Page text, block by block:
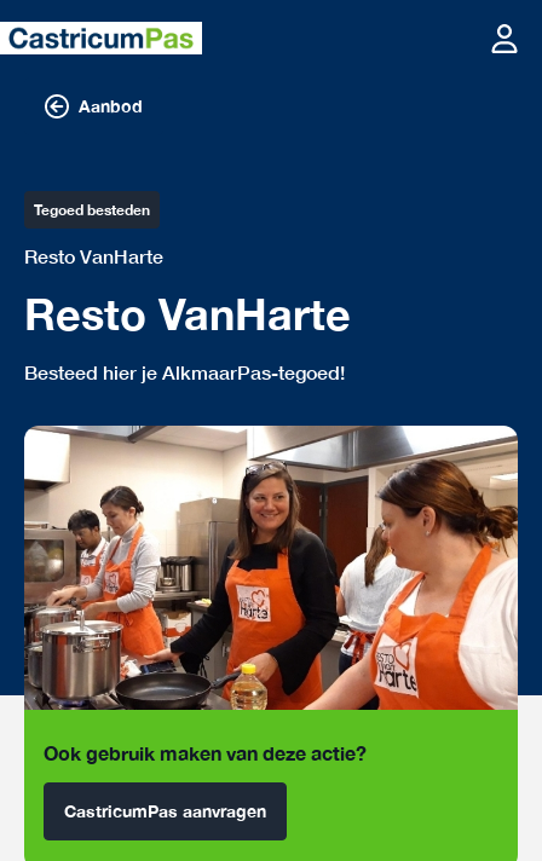
Aanbod
Tegoed besteden
Resto VanHarte
Resto VanHarte
Besteed hier je AlkmaarPas-tegoed!
Ook gebruik maken van deze actie?
CastricumPas aanvragen